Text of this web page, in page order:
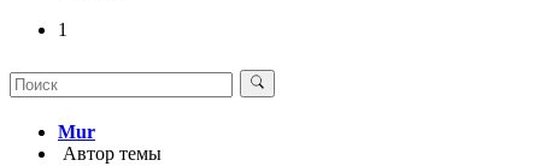
1
Mur
Автор темы